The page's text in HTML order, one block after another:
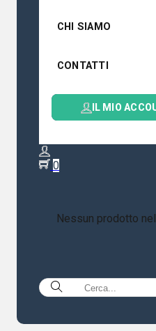
CHI SIAMO
CONTATTI
IL MIO
0
Nessun prodotto